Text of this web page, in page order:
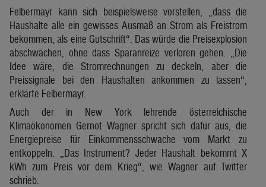
Felbermayr kann sich beispielsweise vorstellen, „dass die
Haushalte alle ein gewisses Ausmaß an Strom als Freistrom
bekommen, als eine Gutschrift“. Das würde die Preisexplosion
abschwächen, ohne dass Sparanreize verloren gehen. „Die
Idee wäre, die Stromrechnungen zu deckeln, aber die
Preissignale bei den Haushalten ankommen zu lassen“,
erklärte Felbermayr.
Auch der in New York lehrende österreichische
Klimaökonomen Gernot Wagner spricht sich dafür aus, die
Energiepreise für Einkommensschwache vom Markt zu
entkoppeln. „Das Instrument? Jeder Haushalt bekommt X
kWh zum Preis vor dem Krieg“, wie Wagner auf Twitter
schrieb.